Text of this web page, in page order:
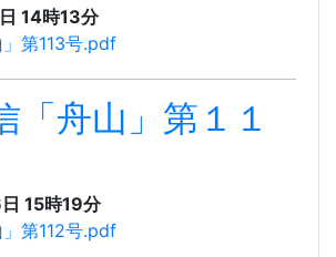
14時13分
第113号.pdf
「舟山」第１１
15時19分
第112号.pdf